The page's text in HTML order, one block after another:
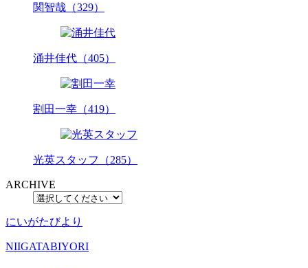
関智哉（329）
涌井佳代（405）
割田一幸（419）
光英スタッフ（285）
ARCHIVE
にいがたびより
NIIGATABIYORI